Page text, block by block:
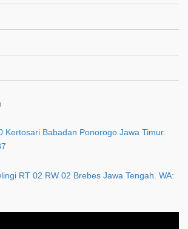
Kertosari Babadan Ponorogo Jawa Timur.
RT 02 RW 02 Brebes Jawa Tengah. WA: